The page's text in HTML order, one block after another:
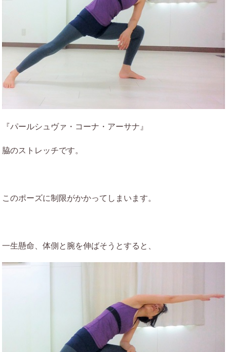
『パールシュヴァ・コーナ・アーサナ』
脇のストレッチです。
このポーズに制限がかかってしまいます。
一生懸命、体側と腕を伸ばそうとすると、